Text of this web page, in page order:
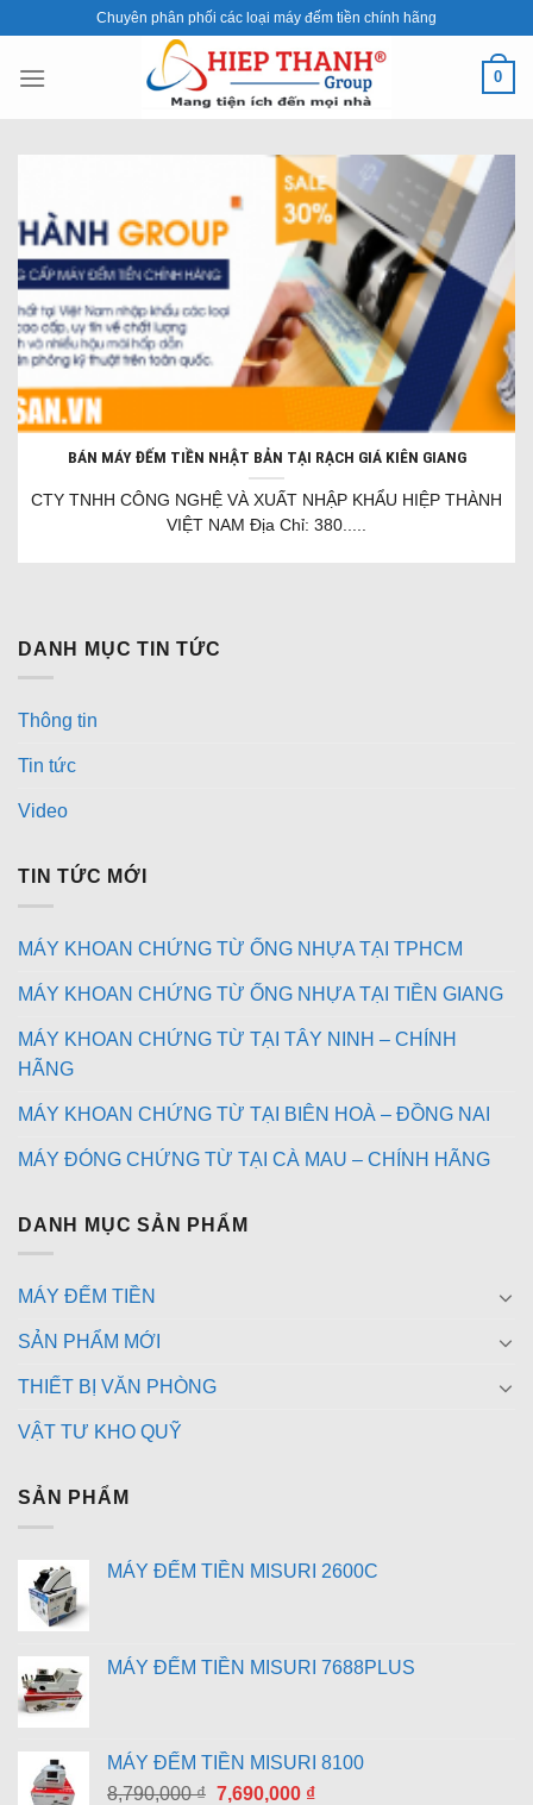
content
Chuyên phân phối các loại máy đếm tiền chính hãng
0
BÁN MÁY ĐẾM TIỀN NHẬT BẢN TẠI RẠCH GIÁ KIÊN GIANG
CTY TNHH CÔNG NGHỆ VÀ XUẤT NHẬP KHẨU HIỆP THÀNH
VIỆT NAM Địa Chỉ: 380.....
DANH MỤC TIN TỨC
Thông tin
Tin tức
Video
TIN TỨC MỚI
MÁY KHOAN CHỨNG TỪ ỐNG NHỰA TẠI TPHCM
MÁY KHOAN CHỨNG TỪ ỐNG NHỰA TẠI TIỀN GIANG
MÁY KHOAN CHỨNG TỪ TẠI TÂY NINH – CHÍNH
HÃNG
MÁY KHOAN CHỨNG TỪ TẠI BIÊN HOÀ – ĐỒNG NAI
MÁY ĐÓNG CHỨNG TỪ TẠI CÀ MAU – CHÍNH HÃNG
DANH MỤC SẢN PHẨM
MÁY ĐẾM TIỀN
SẢN PHẨM MỚI
THIẾT BỊ VĂN PHÒNG
VẬT TƯ KHO QUỸ
SẢN PHẨM
MÁY ĐẾM TIỀN MISURI 2600C
MÁY ĐẾM TIỀN MISURI 7688PLUS
MÁY ĐẾM TIỀN MISURI 8100
8,790,000₫ Giá
7,690,000 ₫Giá